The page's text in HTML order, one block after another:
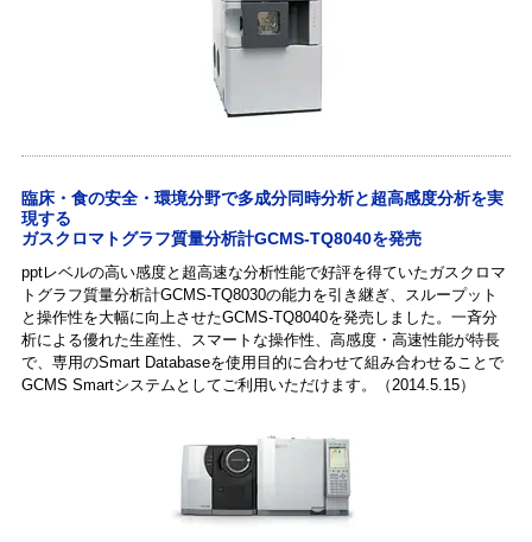
臨床・食の安全・環境分野で多成分同時分析と超高感度分析を実
現する
ガスクロマトグラフ質量分析計GCMS-TQ8040を発売
pptレベルの高い感度と超高速な分析性能で好評を得ていたガスクロマ
トグラフ質量分析計GCMS-TQ8030の能力を引き継ぎ、スループット
と操作性を大幅に向上させたGCMS-TQ8040を発売しました。一斉分
析による優れた生産性、スマートな操作性、高感度・高速性能が特長
で、専用のSmart Databaseを使用目的に合わせて組み合わせることで
GCMS Smartシステムとしてご利用いただけます。（2014.5.15）